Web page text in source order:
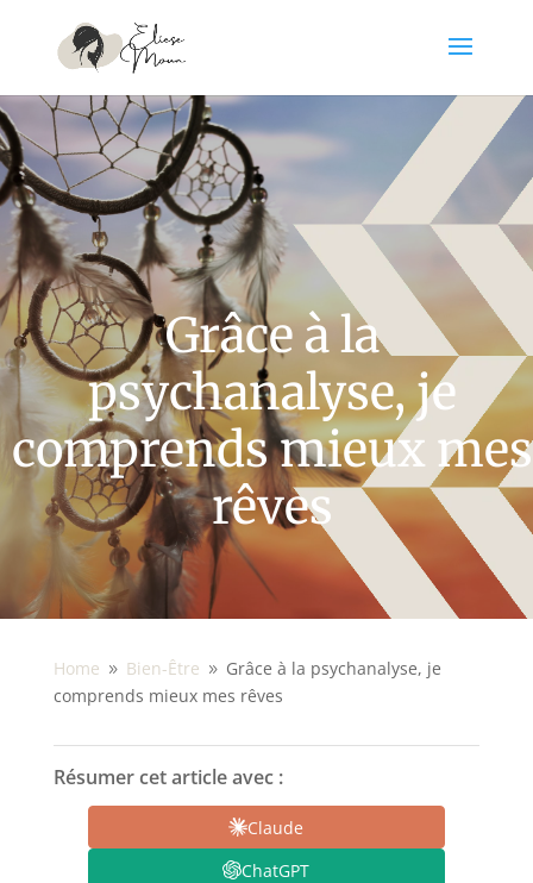
Grâce à la
psychanalyse, je
comprends mieux mes
rêves
Home 9 Bien-Être 9 Grâce à la psychanalyse, je
comprends mieux mes rêves
Résumer cet article avec :
Claude
ChatGPT